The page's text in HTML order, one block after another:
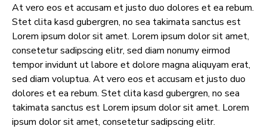
At vero eos et accusam et justo duo dolores et ea rebum.
Stet clita kasd gubergren, no sea takimata sanctus est
Lorem ipsum dolor sit amet. Lorem ipsum dolor sit amet,
consetetur sadipscing elitr, sed diam nonumy eirmod
tempor invidunt ut labore et dolore magna aliquyam erat,
sed diam voluptua. At vero eos et accusam et justo duo
dolores et ea rebum. Stet clita kasd gubergren, no sea
takimata sanctus est Lorem ipsum dolor sit amet. Lorem
ipsum dolor sit amet, consetetur sadipscing elitr.